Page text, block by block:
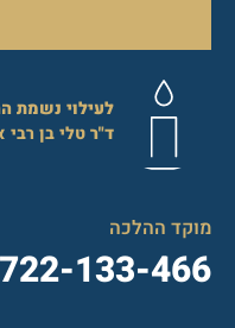
לעילוי נשמת
ד"רטלי בן רבי
מוקד ההלכה
133-466